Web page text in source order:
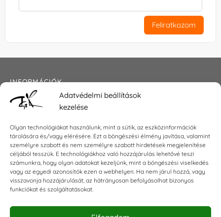
Adatvédelmi beállítások
kezelése
Olyan technológiákat használunk, mint a sütik, az eszközinformációk
tárolására és/vagy elérésére. Ezt a böngészési élmény javítása, valamint
személyre szabott és nem személyre szabott hirdetések megjelenítése
céljából tesszük. E technológiákhoz való hozzájárulás lehetővé teszi
számunkra, hogy olyan adatokat kezeljünk, mint a böngészési viselkedés
vagy az egyedi azonosítók ezen a webhelyen. Ha nem járul hozzá, vagy
visszavonja hozzájárulását, az hátrányosan befolyásolhat bizonyos
funkciókat és szolgáltatásokat.
Feliratkozom
INFORMÁCIÓK
Általános szerződési feltételek
Impresszum
KAPCSOLAT
E-mail:shop@torokszilvi.com
Telefon: +36 30 6767872